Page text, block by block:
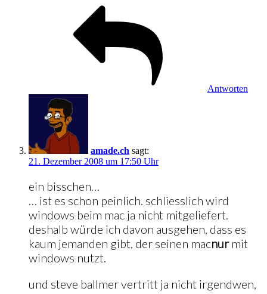
Antworten
amade.ch sagt:
21. Dezember 2008 um 17:50 Uhr
ein bisschen…
… ist es schon peinlich. schliesslich wird
windows beim mac ja nicht mitgeliefert.
deshalb würde ich davon ausgehen, dass es
kaum jemanden gibt, der seinen macnurmit
windows nutzt.
und steve ballmer vertritt ja nicht irgendwen,